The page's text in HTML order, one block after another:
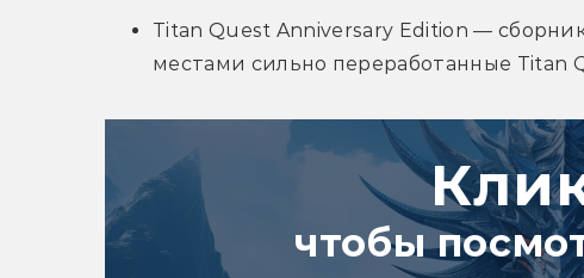
Titan Quest Anniversary Edition —
местами сильно переработанные Titan
чтобы